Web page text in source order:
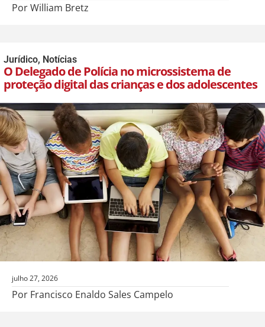
Por William Bretz
Jurídico, Notícias
O Delegado de Polícia no microssistema de
proteção digital das crianças e dos adolescentes
julho 27, 2026
Por Francisco Enaldo Sales Campelo